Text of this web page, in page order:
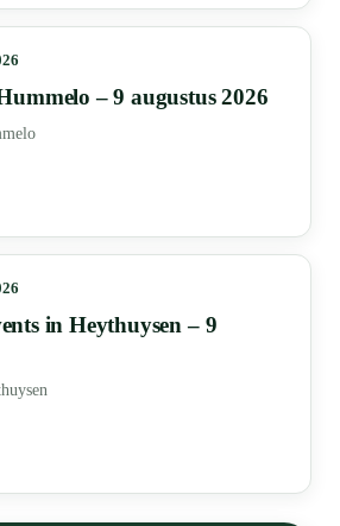
– 9 augustus 2026
in Heythuysen – 9